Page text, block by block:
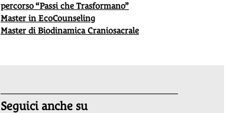
percorso “Passi che Trasformano”
Master in EcoCounseling
Master di Biodinamica Craniosacrale
Seguici anche su